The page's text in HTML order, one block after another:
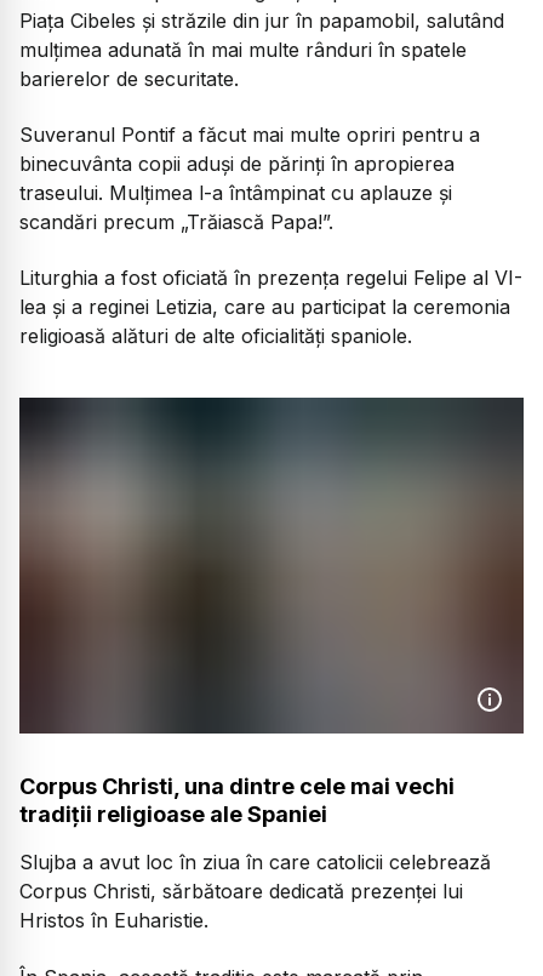
Piața Cibeles și străzile din jur în papamobil, salutând
mulțimea adunată în mai multe rânduri în spatele
barierelor de securitate.
Suveranul Pontif a făcut mai multe opriri pentru a
binecuvânta copii aduși de părinți în apropierea
traseului. Mulțimea l-a întâmpinat cu aplauze și
scandări precum „Trăiască Papa!”.
Liturghia a fost oficiată în prezența regelui Felipe al VI-
lea și a reginei Letizia, care au participat la ceremonia
religioasă alături de alte oficialități spaniole.
Corpus Christi, una dintre cele mai vechi
tradiții religioase ale Spaniei
Slujba a avut loc în ziua în care catolicii celebrează
Corpus Christi, sărbătoare dedicată prezenței lui
Hristos în Euharistie.